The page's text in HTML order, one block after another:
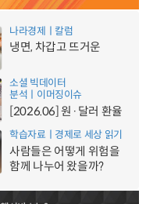
나라경제ㅣ칼럼
냉면, 차갑고 뜨거운
소셜 빅데이터
분석ㅣ이머징이슈
[2026.06] 원·달러 환율
학습자료ㅣ경제로 세상 읽기
사람들은 어떻게 위험을
함께 나누어 왔을까?